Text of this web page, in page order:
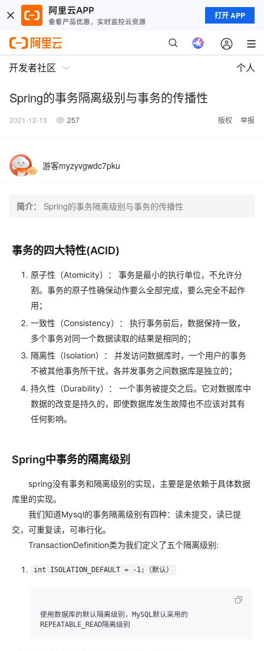
打开 APP
开发者社区 个人
Spring的事务隔离级别与事务的传播性
2021-12-13 257 版权 举报
游客myzyvgwdc7pku
简介： Spring的事务隔离级别与事务的传播性
事务的四大特性(ACID)
原子性（Atomicity）： 事务是最小的执行单位，不允许分
割。事务的原子性确保动作要么全部完成，要么完全不起作
用；
一致性（Consistency）： 执行事务前后，数据保持一致，
多个事务对同一个数据读取的结果是相同的；
隔离性（Isolation）： 并发访问数据库时，一个用户的事务
不被其他事务所干扰，各并发事务之间数据库是独立的；
持久性（Durability）： 一个事务被提交之后。它对数据库中
数据的改变是持久的，即使数据库发生故障也不应该对其有
任何影响。
Spring中事务的隔离级别
spring没有事务和隔离级别的实现，主要是是依赖于具体数据
库里的实现。
我们知道Mysql的事务隔离级别有四种：读未提交，读已提
交，可重复读，可串行化。
TransactionDefinition类为我们定义了五个隔离级别:
int ISOLATION_DEFAULT = -1;（默认）
使用数据库的默认隔离级别，MySQL默认采用的
REPEATABLE_READ隔离级别